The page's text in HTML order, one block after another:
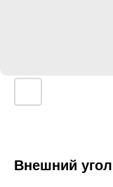
Внешний